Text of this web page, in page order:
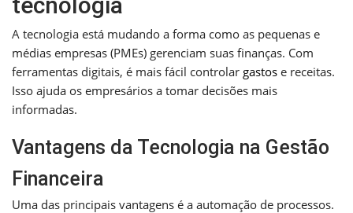
A tecnologia está mudando a forma como as pequenas e
médias empresas (PMEs) gerenciam suas finanças. Com
ferramentas digitais, é mais fácil controlar gastos e receitas.
Isso ajuda os empresários a tomar decisões mais
informadas.
Vantagens da Tecnologia na Gestão
Financeira
Uma das principais vantagens é a automação de processos.